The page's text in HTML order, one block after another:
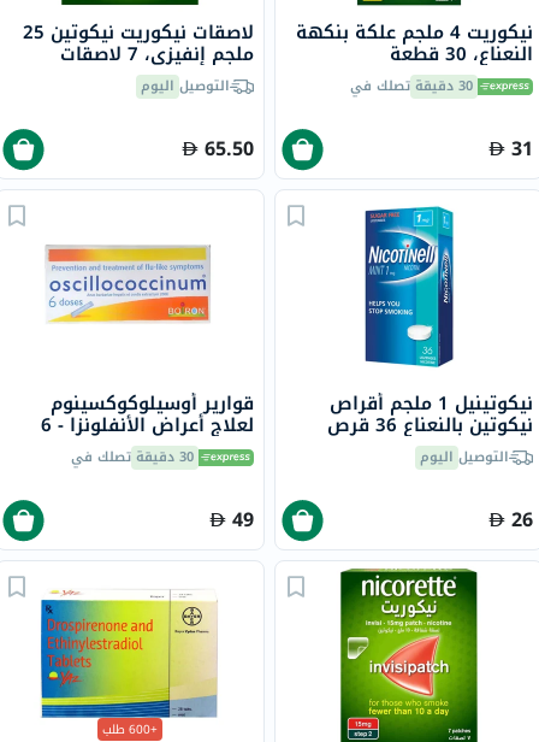
نيكوريت 4 ملجم علكة بنكهة
النعناع، ​​30 قطعة
30 دقيقة تصلك في
31
لاصقات نيكوريت نيكوتين 25
ملجم إنفيزي، 7 لاصقات
التوصيل اليوم
65.50
نيكوتينيل 1 ملجم أقراص
نيكوتين بالنعناع 36 قرص
التوصيل اليوم
26
قوارير أوسيلوكوكسينوم
لعلاج أعراض الأنفلونزا - 6
قوارير 30 دقيقة تصلك في
49
+600 طلب